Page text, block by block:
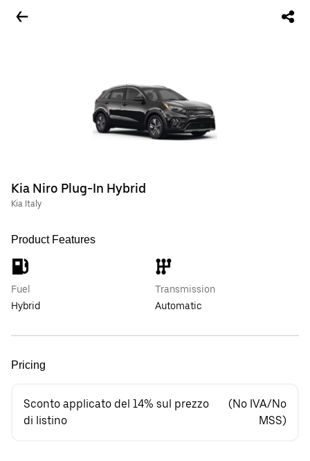
Kia Niro Plug-In Hybrid
Kia Italy
Product Features
Fuel
Hybrid
Transmission
Automatic
Pricing
Sconto applicato del 14% sul prezzo
di listino
(No IVA/No
MSS)